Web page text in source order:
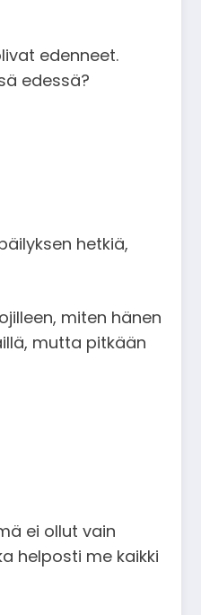
edenneet.
edessä?
hetkiä,
miten hänen
mutta pitkään
ei ollut vain
helposti me kaikki